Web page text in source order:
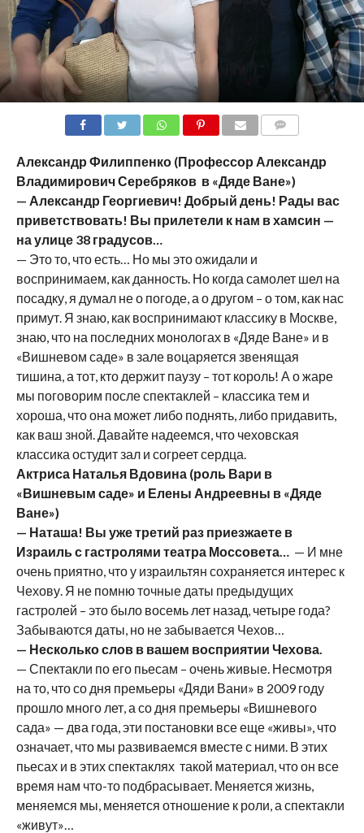
Александр Филиппенко (Профессор Александр
Владимирович Серебряков в «Дяде Ване»)
— Александр Георгиевич! Добрый день! Рады вас
приветствовать! Вы прилетели к нам в хамсин —
на улице 38 градусов…
— Это то, что есть… Но мы это ожидали и
воспринимаем, как данность. Но когда самолет шел на
посадку, я думал не о погоде, а о другом – о том, как нас
примут. Я знаю, как воспринимают классику в Москве,
знаю, что на последних монологах в «Дяде Ване» и в
«Вишневом саде» в зале воцаряется звенящая
тишина, а тот, кто держит паузу – тот король! А о жаре
мы поговорим после спектаклей – классика тем и
хороша, что она может либо поднять, либо придавить,
как ваш зной. Давайте надеемся, что чеховская
классика остудит зал и согреет сердца.
Актриса Наталья Вдовина (роль Вари в
«Вишневым саде» и Елены Андреевны в «Дяде
Ване»)
— Наташа! Вы уже третий раз приезжаете в
Израиль с гастролями театра Моссовета… — И мне
очень приятно, что у израильтян сохраняется интерес к
Чехову. Я не помню точные даты предыдущих
гастролей – это было восемь лет назад, четыре года?
Забываются даты, но не забывается Чехов…
— Несколько слов в вашем восприятии Чехова.
— Спектакли по его пьесам – очень живые. Несмотря
на то, что со дня премьеры «Дяди Вани» в 2009 году
прошло много лет, а со дня премьеры «Вишневого
сада» — два года, эти постановки все еще «живы», что
означает, что мы развиваемся вместе с ними. В этих
пьесах и в этих спектаклях такой материал, что он все
время нам что-то подбрасывает. Меняется жизнь,
меняемся мы, меняется отношение к роли, а спектакли
«живут»…